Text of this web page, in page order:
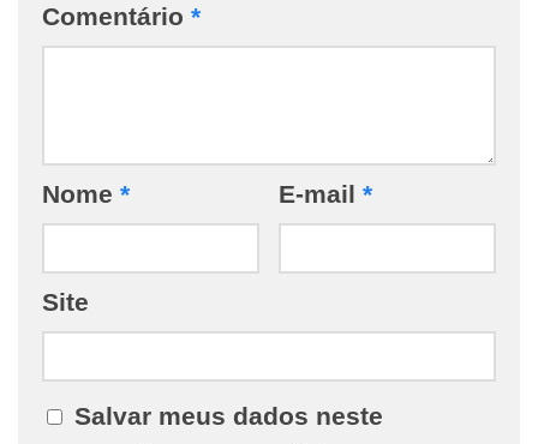
Comentário *
Nome * E-mail *
Site
Salvar meus dados neste